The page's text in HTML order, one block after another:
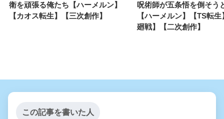
衛を頑張る俺たち【ハーメルン】
【カオス転生】【三次創作】
呪術師が五条悟を倒そう
【ハーメルン】【TS転
廻戦】【二次創作】
この記事を書いた人